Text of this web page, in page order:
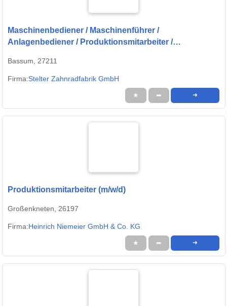
Maschinenbediener / Maschinenführer /
Anlagenbediener / Produktionsmitarbeiter /
Bassum, 27211
Firma:Stelter Zahnradfabrik GmbH
★ ➦ ➜
Produktionsmitarbeiter (m/w/d)
Großenkneten, 26197
Firma:Heinrich Niemeier GmbH & Co. KG
★ ➦ ➜